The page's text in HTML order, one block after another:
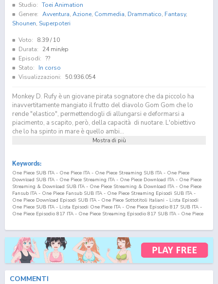
Studio: Toei Animation
Genere: Avventura, Azione, Commedia, Drammatico, Fantasy,
Shounen, Superpoteri
Voto: 8.39/ 10
Durata:
24 min/ep
Episodi: ??
Stato:
In corso
Visualizzazioni:
50.936.054
Monkey D. Rufy è un giovane pirata sognatore che da piccolo ha
inavvertitamente mangiato il frutto del diavolo Gom Gom che lo
rende "elastico", permettendogli di allungarsi e deformarsi a
piacimento, a scapito, però, della capacità di nuotare. L'obiettivo
che lo ha spinto in mare è quello ambi...
Mostra di più
Keywords:
One Piece SUB ITA - One Piece ITA - One Piece Streaming SUB ITA - One Piece
Download SUB ITA - One Piece Streaming ITA - One Piece Download ITA - One Piece
Streaming & Download SUB ITA - One Piece Streaming & Download ITA - One Piece
Fansub ITA - One Piece Fansub SUB ITA - One Piece Streaming Episodi SUB ITA -
One Piece Download Episodi SUB ITA - One Piece Sottotitoli Italiani - Lista Episodi
One Piece SUB ITA - Lista Episodi One Piece ITA - One Piece Episodio 817 SUB ITA -
One Piece Episodio 817 ITA - One Piece Streaming Episodio 817 SUB ITA - One Piece
COMMENTI